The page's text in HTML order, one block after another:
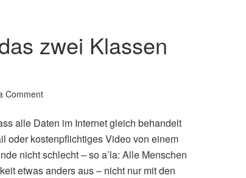
zwei Klassen
Comment
alle Daten im Internet gleich behandelt
oder kostenpflichtiges Video von einem
nicht schlecht – so a’la: Alle Menschen
etwas anders aus – nicht nur mit den